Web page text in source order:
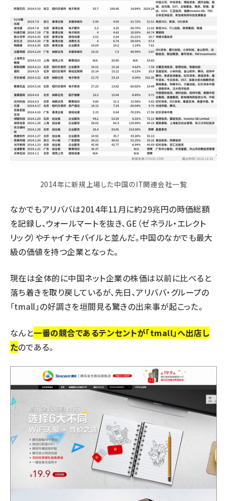
2014年に新規上場した中国のIT関連会社一覧
なかでもアリババは2014年11月に約29兆円の時価総額
を記録し、ウォールマートを抜き、GE（ゼネラル・エレクト
リック）やチャイナモバイルと並んだ。中国のなかでも最大
級の価値を持つ企業となった。
現在は全体的に中国ネット企業の株価は以前に比べると
落ち着きを取り戻しているが、先日、アリババ・グループの
「tmall」の好調さを垣間見る驚きの出来事が起こった。
なんと一番の競合であるテンセントが「tmall」へ出店し
たのである。